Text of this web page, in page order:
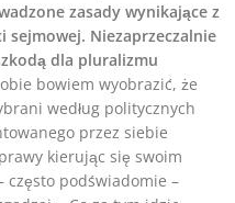
zasady wynikające z
sejmowej. Niezaprzeczalnie
dla pluralizmu
bowiem wyobrazić, że
według politycznych
przez siebie
kierując się swoim
często podświadomie –